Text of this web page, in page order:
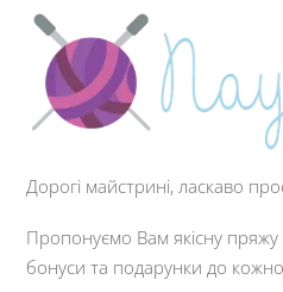
Дорогі майстрині, ласкаво
Пропонуємо Вам якісну пряжу
бонуси та подарунки до